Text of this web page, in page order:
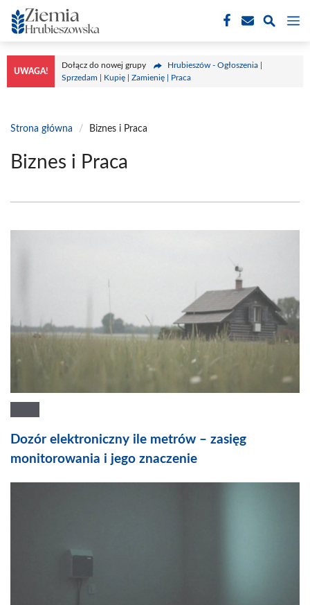
Przejdź
do
treści
UWAGA!
Dołącz do nowej grupy
Hrubieszów - Ogłoszenia |
Sprzedam | Kupię | Zamienię | Praca
Strona główna / Biznes i Praca
Biznes i Praca
Dozór elektroniczny ile metrów – zasięg
monitorowania i jego znaczenie